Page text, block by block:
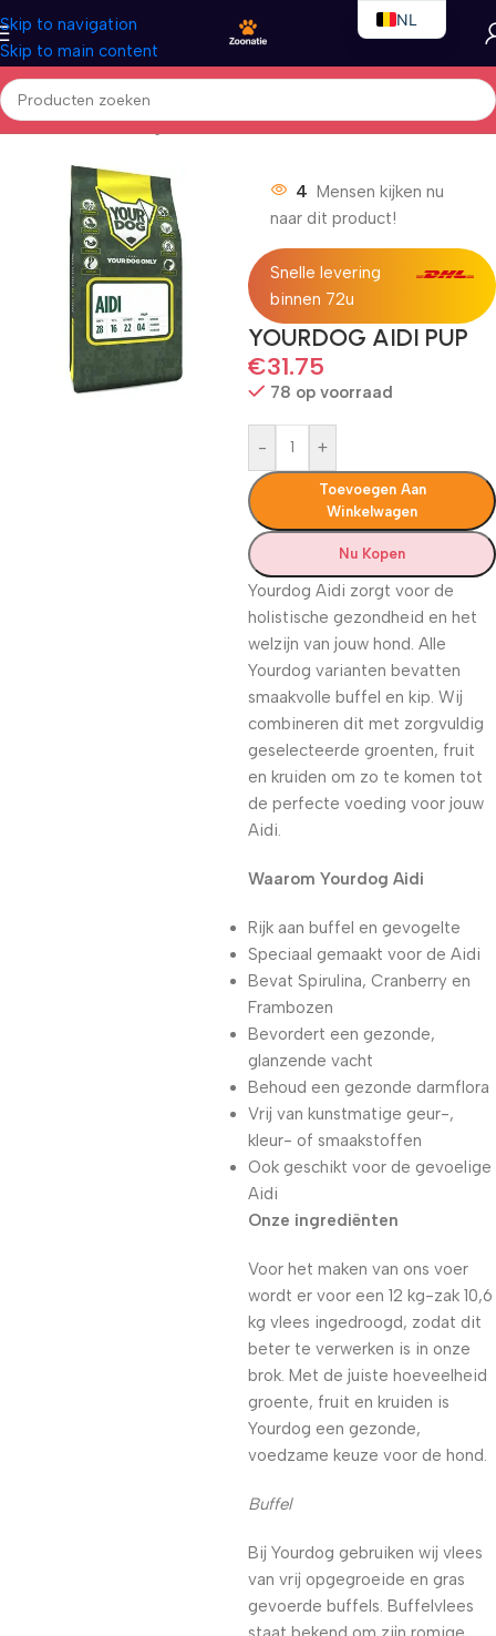
Skip to navigation
Skip to main content
Home/Honden/Droogvoer
4 Mensen kijken nu
naar dit product!
Snelle levering
binnen 72u
YOURDOG AIDI PUP
€31.75
78 op voorraad
- +
Toevoegen Aan
Winkelwagen
Nu Kopen
Yourdog Aidi zorgt voor de
holistische gezondheid en het
welzijn van jouw hond. Alle
Yourdog varianten bevatten
smaakvolle buffel en kip. Wij
combineren dit met zorgvuldig
geselecteerde groenten, fruit
en kruiden om zo te komen tot
de perfecte voeding voor jouw
Aidi.
Waarom Yourdog Aidi
Rijk aan buffel en gevogelte
Speciaal gemaakt voor de Aidi
Bevat Spirulina, Cranberry en
Frambozen
Bevordert een gezonde,
glanzende vacht
Behoud een gezonde darmflora
Vrij van kunstmatige geur-,
kleur- of smaakstoffen
Ook geschikt voor de gevoelige
Aidi
Onze ingrediënten
Voor het maken van ons voer
wordt er voor een 12 kg-zak 10,6
kg vlees ingedroogd, zodat dit
beter te verwerken is in onze
brok. Met de juiste hoeveelheid
groente, fruit en kruiden is
Yourdog een gezonde,
voedzame keuze voor de hond.
Buffel
Bij Yourdog gebruiken wij vlees
van vrij opgegroeide en gras
gevoerde buffels. Buffelvlees
NL